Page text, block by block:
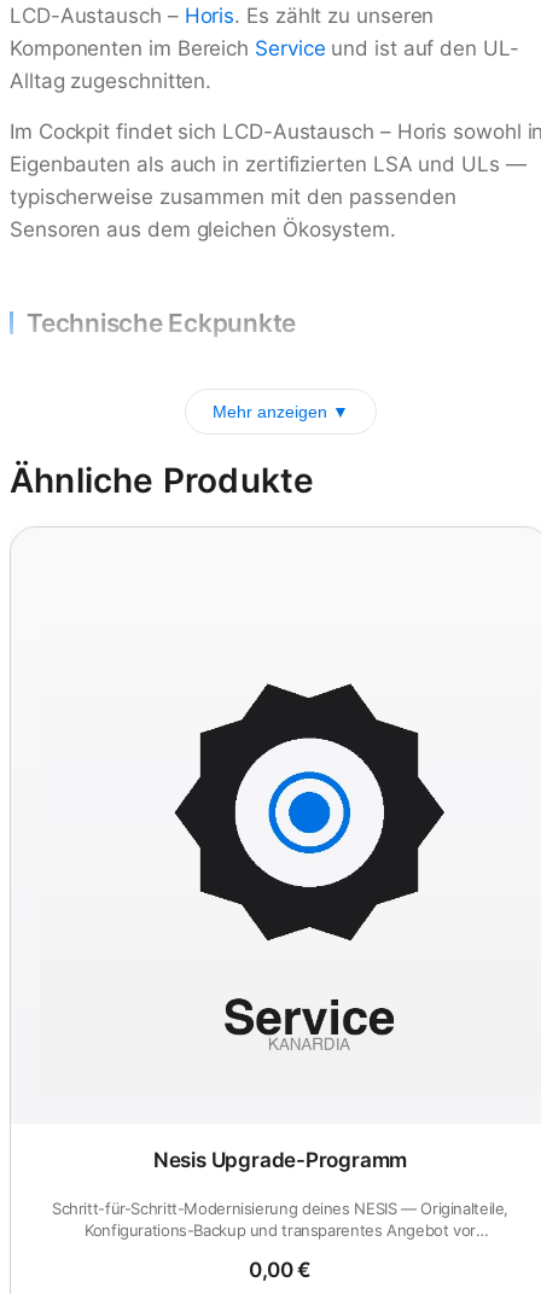
LCD-Austausch – Horis. Es zählt zu unseren
Komponenten im Bereich Service und ist auf den UL-
Alltag zugeschnitten.
Im Cockpit findet sich LCD-Austausch – Horis sowohl
Eigenbauten als auch in zertifizierten LSA und ULs —
typischerweise zusammen mit den passenden
Sensoren aus dem gleichen Ökosystem.
Technische Eckpunkte
Mehr anzeigen ▼
Ähnliche Produkte
Nesis Upgrade-Programm
Schritt-für-Schritt-Modernisierung deines NESIS — Originalteile,
Konfigurations-Backup und transparentes Angebot vor
0,00 €